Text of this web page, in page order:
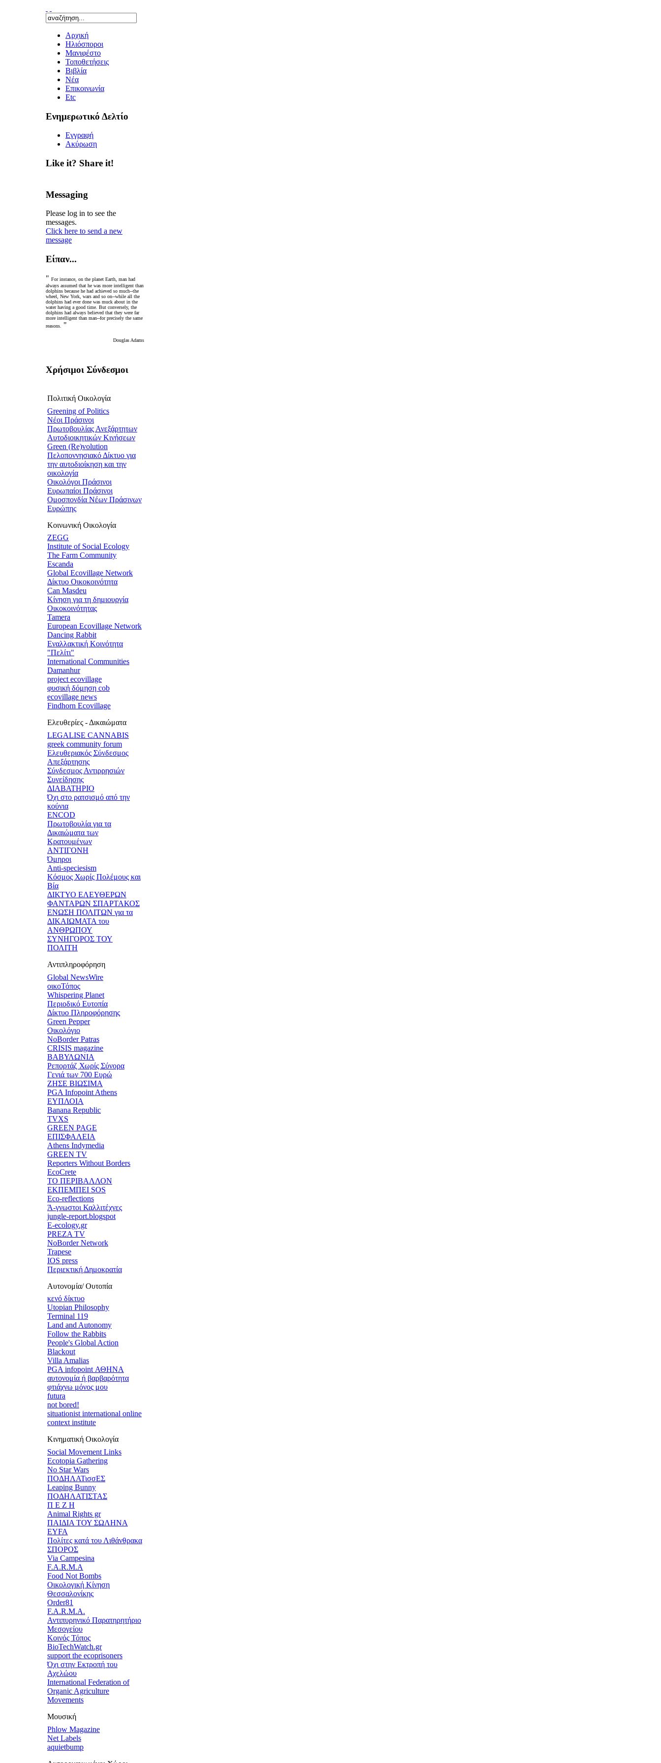
Αρχική
Ηλιόσποροι
Μανιφέστο
Τοποθετήσεις
Bιβλία
Νέα
Επικοινωνία
Etc
Ενημερωτικό Δελτίο
Εγγραφή
Ακύρωση
Like it? Share it!
Messaging
Please log in to see the
messages.
Click here to send a new
message
Είπαν...
" For instance, on the planet Earth, man had
always assumed that he was more intelligent than
dolphins because he had achieved so much--the
wheel, New York, wars and so on--while all the
dolphins had ever done was muck about in the
water having a good time. But conversely, the
dolphins had always believed that they were far
more intelligent than man--for precisely the same
reasons.
"
Douglas Adams
Χρήσιμοι Σύνδεσμοι
Πολιτική Οικολογία
Greening of Politics
Νέοι Πράσινοι
Πρωτοβουλίας Ανεξάρτητων
Αυτοδιοικητικών Κινήσεων
Green (Re)volution
Πελοποννησιακό Δίκτυο για
την αυτοδιοίκηση και την
οικολογία
Οικολόγοι Πράσινοι
Ευρωπαίοι Πράσινοι
Ομοσπονδία Νέων Πράσινων
Ευρώπης
Κοινωνική Οικολογία
ZEGG
Institute of Social Ecology
The Farm Community
Escanda
Global Ecovillage Network
Δίκτυο Οικοκοινότητα
Can Masdeu
Κίνηση για τη δημιουργία
Οικοκοινότητας
Tamera
European Ecovillage Network
Dancing Rabbit
Εναλλακτική Κοινότητα
"Πελίτι"
International Communities
Damanhur
project ecovillage
φυσική δόμηση cob
ecovillage news
Findhorn Ecovillage
Ελευθερίες - Δικαιώματα
LEGALISE CANNABIS
greek community forum
Ελευθεριακός Σύνδεσμος
Απεξάρτησης
Σύνδεσμος Αντιρρησιών
Συνείδησης
ΔΙΑΒΑΤΗΡΙΟ
Όχι στο ρατσισμό από την
κούνια
ENCOD
Πρωτοβουλία για τα
Δικαιώματα των
Κρατουμένων
ΑΝΤΙΓΟΝΗ
Όμηροι
Anti-speciesism
Κόσμος Χωρίς Πολέμους και
Βία
ΔΙΚΤΥΟ ΕΛΕΥΘΕΡΩΝ
ΦΑΝΤΑΡΩΝ ΣΠΑΡΤΑΚΟΣ
ΕΝΩΣΗ ΠΟΛΙΤΩΝ για τα
ΔΙΚΑΙΩΜΑΤΑ του
ΑΝΘΡΩΠΟΥ
ΣΥΝΗΓΟΡΟΣ ΤΟΥ
ΠΟΛΙΤΗ
Αντιπληροφόρηση
Global NewsWire
οικοΤόπος
Whispering Planet
Περιοδικό Ευτοπία
Δίκτυο Πληροφόρησης
Green Pepper
Οικολόγιο
NoBorder Patras
CRISIS magazine
ΒΑΒΥΛΩΝΙΑ
Ρεπορτάζ Χωρίς Σύνορα
Γενιά των 700 Ευρώ
ΖΗΣΕ ΒΙΩΣΙΜΑ
PGA Infopoint Athens
ΕΥΠΛΟΙΑ
Banana Republic
TVXS
GREEN PAGE
ΕΠΙΣΦΑΛΕΙΑ
Athens Indymedia
GREEN TV
Reporters Without Borders
EcoCrete
ΤΟ ΠΕΡΙΒΑΛΛΟΝ
ΕΚΠΕΜΠΕΙ SOS
Eco-reflections
Ά-γνωστοι Καλλιτέχνες
jungle-report.blogspot
E-ecology.gr
PREZA TV
NoBorder Network
Trapese
IOS press
Περιεκτική Δημοκρατία
Αυτονομία/ Ουτοπία
κενό δίκτυο
Utopian Philosophy
Terminal 119
Land and Autonomy
Follow the Rabbits
People's Global Action
Blackout
Villa Amalias
PGA infopoint ΑΘΗΝΑ
αυτονομία ή βαρβαρότητα
φτιάχνω μόνος μου
futura
not bored!
situationist international online
context institute
Κινηματική Οικολογία
Social Movement Links
Ecotopia Gathering
No Star Wars
ΠΟΔΗΛΑΤισσΕΣ
Leaping Bunny
ΠΟΔΗΛΑΤΙΣΤΑΣ
Π Ε Ζ Η
Animal Rights gr
ΠΑΙΔΙΑ ΤΟΥ ΣΩΛΗΝΑ
EYFA
Πολίτες κατά του Λιθάνθρακα
ΣΠΟΡΟΣ
Via Campesina
F.A.R.M.A
Food Not Bombs
Οικολογική Κίνηση
Θεσσαλονίκης
Order81
F.A.R.M.A.
Αντιπυρηνικό Παρατηρητήριο
Μεσογείου
Κοινός Τόπος
BioTechWatch.gr
support the ecoprisoners
Όχι στην Εκτροπή του
Αχελώου
International Federation of
Organic Agriculture
Movements
Μουσική
Phlow Magazine
Net Labels
aquietbump